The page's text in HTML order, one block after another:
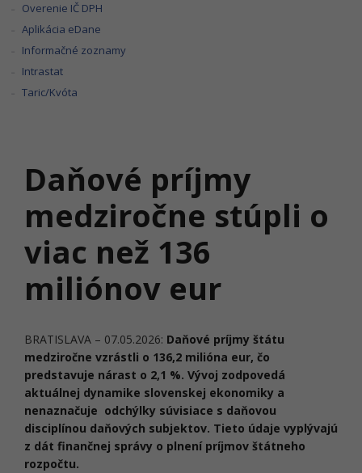
Overenie IČ DPH
Aplikácia eDane
Informačné zoznamy
Intrastat
Taric/Kvóta
Daňové príjmy
medziročne stúpli o
viac než 136
miliónov eur
BRATISLAVA – 07.05.2026: Daňové príjmy štátu
medziročne vzrástli o 136,2 milióna eur, čo
predstavuje nárast o 2,1 %. Vývoj zodpovedá
aktuálnej dynamike slovenskej ekonomiky a
nenaznačuje odchýlky súvisiace s daňovou
disciplínou daňových subjektov. Tieto údaje vyplývajú
z dát finančnej správy o plnení príjmov štátneho
rozpočtu.